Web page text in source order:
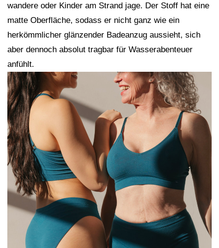
wandere oder Kinder am Strand jage. Der Stoff hat eine
matte Oberfläche, sodass er nicht ganz wie ein
herkömmlicher glänzender Badeanzug aussieht, sich
aber dennoch absolut tragbar für Wasserabenteuer
anfühlt.